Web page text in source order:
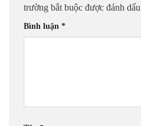
trường bắt buộc được đánh dấu
Bình luận *